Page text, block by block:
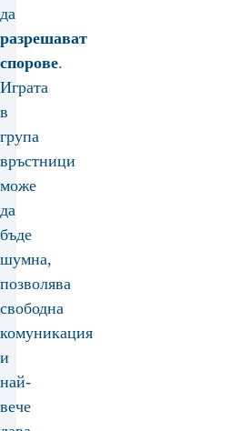
да
разрешават
спорове.
Играта
в
група
връстници
може
да
бъде
шумна,
позволява
свободна
комуникация
и
най-
вече